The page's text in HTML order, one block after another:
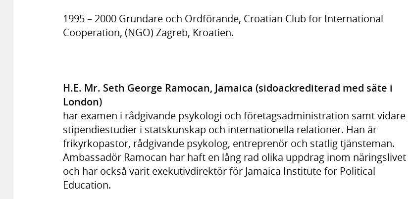
1995 – 2000 Grundare och Ordförande, Croatian Club for International
Cooperation, (NGO) Zagreb, Kroatien.
H.E. Mr. Seth George Ramocan, Jamaica (sidoackrediterad med säte i
London)
har examen i rådgivande psykologi och företagsadministration samt vidare
stipendiestudier i statskunskap och internationella relationer. Han är
frikyrkopastor, rådgivande psykolog, entreprenör och statlig tjänsteman.
Ambassadör Ramocan har haft en lång rad olika uppdrag inom näringslivet
och har också varit exekutivdirektör för Jamaica Institute for Political
Education.